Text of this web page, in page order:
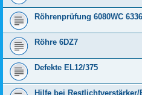
Röhrenprüfung 6080WC
Röhre 6DZ7
Defekte EL12/375
Hilfe bei